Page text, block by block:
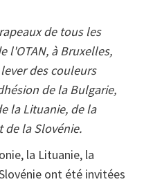
de tous les
l'OTAN, à Bruxelles,
des couleurs
de la Bulgarie,
la Lituanie, de la
de la Slovénie.
la Lituanie, la
ont été invitées